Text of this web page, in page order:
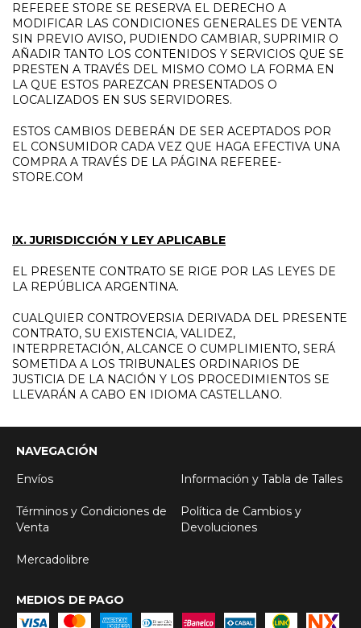
REFEREE STORE SE RESERVA EL DERECHO A
MODIFICAR LAS CONDICIONES GENERALES DE VENTA
SIN PREVIO AVISO, PUDIENDO CAMBIAR, SUPRIMIR O
AÑADIR TANTO LOS CONTENIDOS Y SERVICIOS QUE SE
PRESTEN A TRAVÉS DEL MISMO COMO LA FORMA EN
LA QUE ESTOS PAREZCAN PRESENTADOS O
LOCALIZADOS EN SUS SERVIDORES.
ESTOS CAMBIOS DEBERÁN DE SER ACEPTADOS POR
EL CONSUMIDOR CADA VEZ QUE HAGA EFECTIVA UNA
COMPRA A TRAVÉS DE LA PÁGINA REFEREE-
STORE.COM
IX. JURISDICCIÓN Y LEY APLICABLE
EL PRESENTE CONTRATO SE RIGE POR LAS LEYES DE
LA REPÚBLICA ARGENTINA.
CUALQUIER CONTROVERSIA DERIVADA DEL PRESENTE
CONTRATO, SU EXISTENCIA, VALIDEZ,
INTERPRETACIÓN, ALCANCE O CUMPLIMIENTO, SERÁ
SOMETIDA A LOS TRIBUNALES ORDINARIOS DE
JUSTICIA DE LA NACIÓN Y LOS PROCEDIMIENTOS SE
LLEVARÁN A CABO EN IDIOMA CASTELLANO.
NAVEGACIÓN
Envíos
Información y Tabla de Talles
Términos y Condiciones de
Venta
Política de Cambios y
Devoluciones
Mercadolibre
MEDIOS DE PAGO